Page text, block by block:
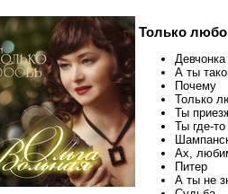
Только
А ты
Почему
Только
Ты
Ты где-
Ах,
Питер
А ты не